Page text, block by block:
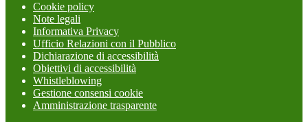
Cookie policy
Note legali
Informativa Privacy
Ufficio Relazioni con il Pubblico
Dichiarazione di accessibilità
Obiettivi di accessibilità
Whistleblowing
Gestione consensi cookie
Amministrazione trasparente